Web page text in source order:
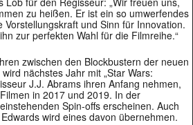
zu heißen. Er ist ein so umwerfendes
und Sinn für Innovation.
zur perfekten Wahl für die Filmreihe.“
zwischen den Blockbustern der neuen
nächstes Jahr mit „Star Wars:
J.J. Abrams ihren Anfang nehmen,
in 2017 und 2019. In der
Spin-offs erscheinen. Auch
wird eines davon übernehmen.